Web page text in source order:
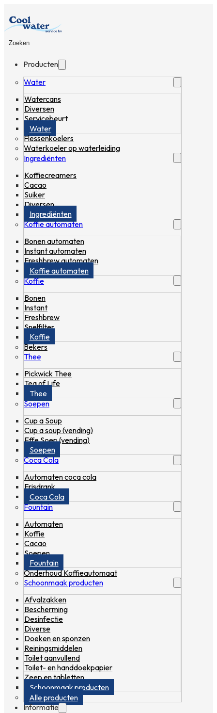
Zoeken
Producten
Water
Watercans
Diversen
Servicebeurt
Water
Flessenkoelers
Waterkoeler op waterleiding
Ingrediënten
Koffiecreamers
Cacao
Suiker
Diversen
Ingrediënten
Koffie automaten
Bonen automaten
Instant automaten
Freshbrew automaten
Koffie automaten
Koffie
Bonen
Instant
Freshbrew
Snelfilter
Koffie
Bekers
Thee
Pickwick Thee
Tea of Life
Thee
Soepen
Cup a Soup
Cup a soup (vending)
Effe Soep (vending)
Soepen
Coca Cola
Automaten coca cola
Frisdrank
Coca Cola
Fountain
Automaten
Koffie
Cacao
Soepen
Fountain
Onderhoud Koffieautomaat
Schoonmaak producten
Afvalzakken
Bescherming
Desinfectie
Diverse
Doeken en sponzen
Reiningsmiddelen
Toilet aanvullend
Toilet- en handdoekpapier
Zeep en tabletten
Schoonmaak producten
Alle producten
Informatie